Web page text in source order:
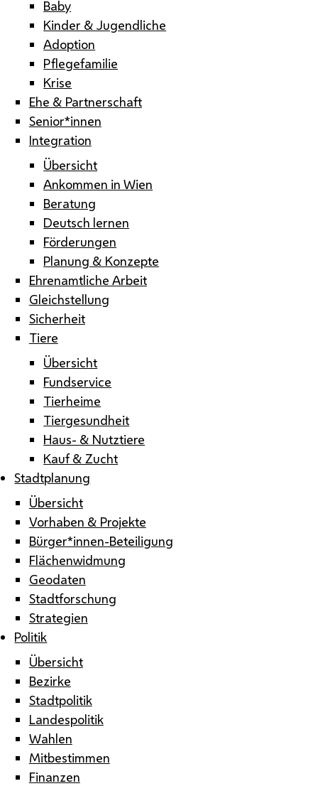
Baby
Kinder & Jugendliche
Adoption
Pflegefamilie
Krise
Ehe & Partnerschaft
Senior*innen
Integration
Übersicht
Ankommen in Wien
Beratung
Deutsch lernen
Förderungen
Planung & Konzepte
Ehrenamtliche Arbeit
Gleichstellung
Sicherheit
Tiere
Übersicht
Fundservice
Tierheime
Tiergesundheit
Haus- & Nutztiere
Kauf & Zucht
Stadtplanung
Übersicht
Vorhaben & Projekte
Bürger*innen-Beteiligung
Flächenwidmung
Geodaten
Stadtforschung
Strategien
Politik
Übersicht
Bezirke
Stadtpolitik
Landespolitik
Wahlen
Mitbestimmen
Finanzen